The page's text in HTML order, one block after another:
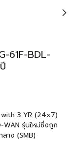
61F-BDL-
with 3 YR (24x7)
WAN รุ่นใหม่ซึ่งถูก
าง (SMB)